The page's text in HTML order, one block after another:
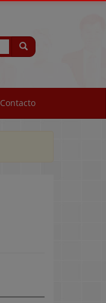
Contacto